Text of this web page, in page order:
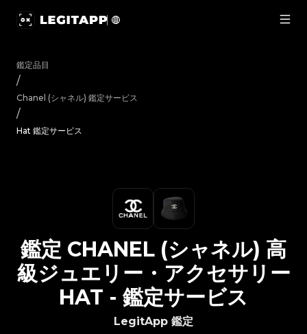
鑑定品目
/
Chanel (シャネル) 鑑定サービス
/
Hat 鑑定サービス
LegitApp 鑑定
鑑定 CHANEL (シャネル) 高
級ジュエリー・アクセサリー
HAT - 鑑定サービス